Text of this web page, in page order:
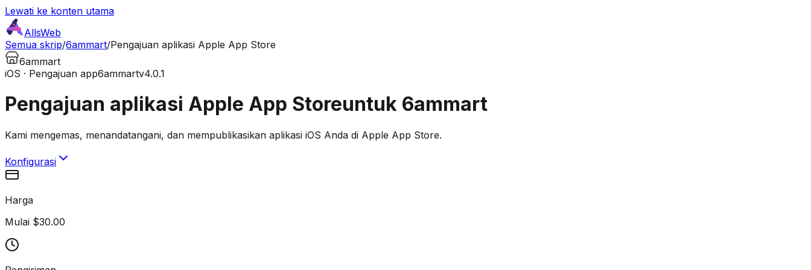
Lewati ke konten utama
AllsWeb
Semua skrip/6ammart/Pengajuan aplikasi Apple App Store
6ammart
iOS · Pengajuan app6ammartv4.0.1
Pengajuan aplikasi Apple App Storeuntuk 6ammart
Kami mengemas, menandatangani, dan mempublikasikan aplikasi iOS Anda di Apple App Store.
Konfigurasi
Harga
Mulai $30.00